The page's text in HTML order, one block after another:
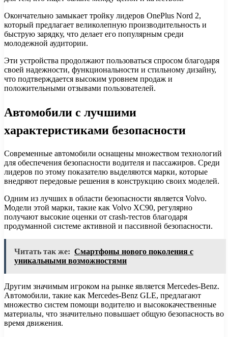
Окончательно замыкает тройку лидеров OnePlus Nord 2,
который предлагает великолепную производительность и
быструю зарядку, что делает его популярным среди
молодежной аудитории.
Эти устройства продолжают пользоваться спросом благодаря
своей надежности, функциональности и стильному дизайну,
что подтверждается высоким уровнем продаж и
положительными отзывами пользователей.
Автомобили с лучшими
характеристиками безопасности
Современные автомобили оснащены множеством технологий
для обеспечения безопасности водителя и пассажиров. Среди
лидеров по этому показателю выделяются марки, которые
внедряют передовые решения в конструкцию своих моделей.
Одним из лучших в области безопасности является Volvo.
Модели этой марки, такие как Volvo XC90, регулярно
получают высокие оценки от crash-тестов благодаря
продуманной системе активной и пассивной безопасности.
Читать так же: Смартфоны нового поколения с
уникальными возможностями
Другим значимым игроком на рынке является Mercedes-Benz.
Автомобили, такие как Mercedes-Benz GLE, предлагают
множество систем помощи водителю и высококачественные
материалы, что значительно повышает общую безопасность во
время движения.